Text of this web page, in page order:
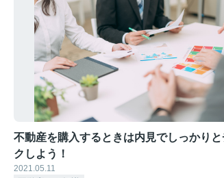
不動産を購入するときは内見でしっかりと
クしよう！
2021.05.11